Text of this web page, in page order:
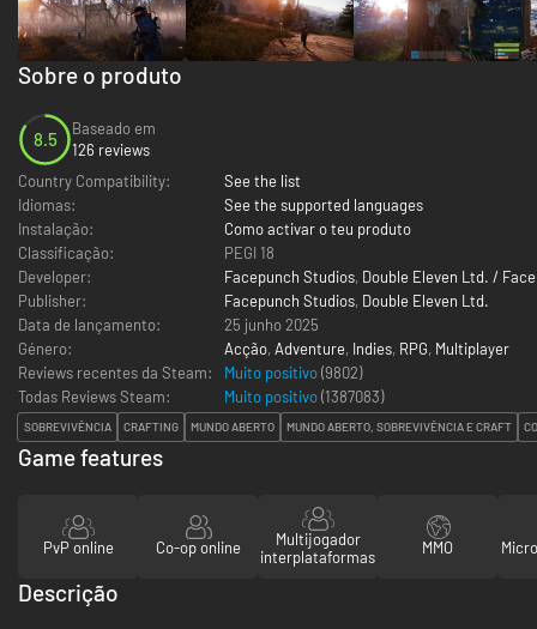
Sobre o produto
8.5
Baseado em
126 reviews
Country Compatibility:
See the list
Idiomas:
See the supported languages
Instalação:
Como activar o teu produto
Classificação:
PEGI 18
Developer:
Facepunch Studios, Double Eleven Ltd. /
Publisher:
Facepunch Studios, Double Eleven Ltd.
Data de lançamento:
25 junho 2025
Género:
Acção, Adventure, Indies, RPG, Multiplayer
Reviews recentes da Steam:
Muito positivo(9802)
Todas Reviews Steam:
Muito positivo(1387083)
SOBREVIVÊNCIA CRAFTING MUNDO ABERTO MUNDO ABERTO, SOBREVIVÊNCIA E CRAFT
Game features
PvP online Co-op online
Multijogador
interplataformas
MMO
Descrição